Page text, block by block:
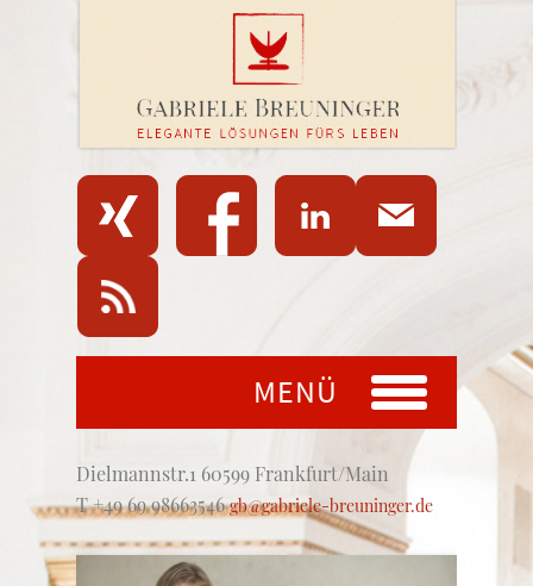
MENÜ
Dielmannstr.1 60599 Frankfurt/Main
T +49 69 98663546gb@gabriele-breuninger.de